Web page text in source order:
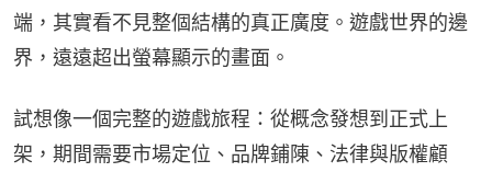
端，其實看不見整個結構的真正廣度。遊戲世界的邊
界，遠遠超出螢幕顯示的畫面。
試想像一個完整的遊戲旅程：從概念發想到正式上
架，期間需要市場定位、品牌鋪陳、法律與版權顧